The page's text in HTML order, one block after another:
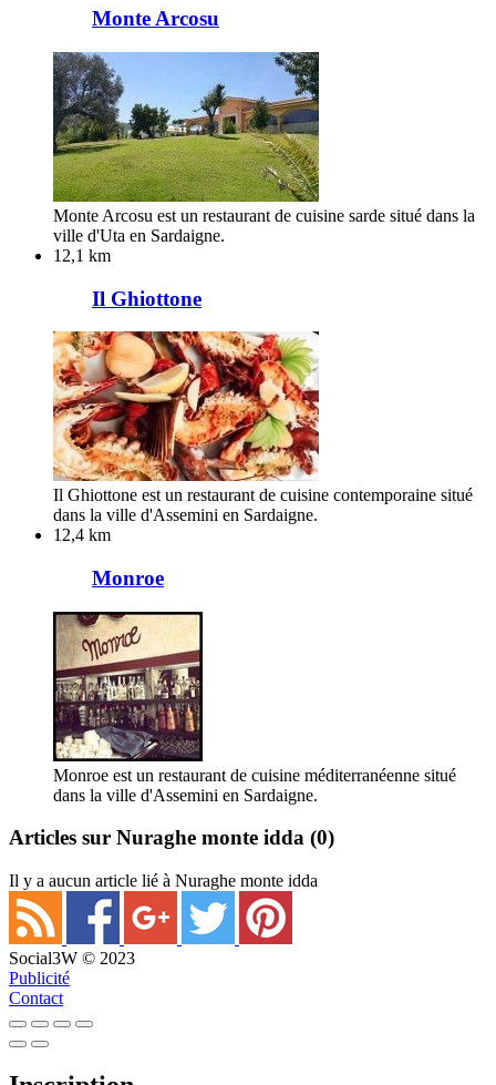
Monte Arcosu
Monte Arcosu est un restaurant de cuisine sarde situé dans la
ville d'Uta en Sardaigne.
12,1 km
Il Ghiottone
Il Ghiottone est un restaurant de cuisine contemporaine situé
dans la ville d'Assemini en Sardaigne.
12,4 km
Monroe
Monroe est un restaurant de cuisine méditerranéenne situé
dans la ville d'Assemini en Sardaigne.
Articles sur Nuraghe monte idda (0)
Il y a aucun article lié à Nuraghe monte idda
Social3W © 2023
Publicité
Contact